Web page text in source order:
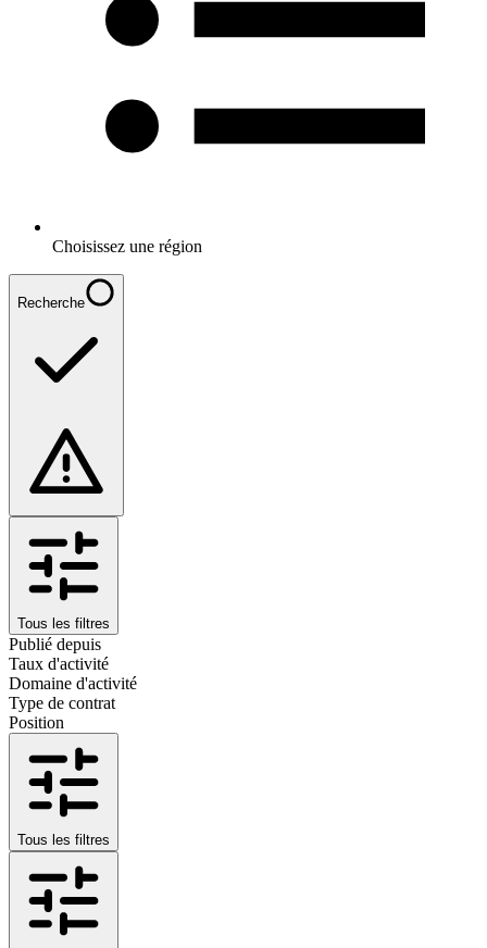
Choisissez une région
Recherche
Tous les filtres
Publié depuis
Taux d'activité
Domaine d'activité
Type de contrat
Position
Tous les filtres